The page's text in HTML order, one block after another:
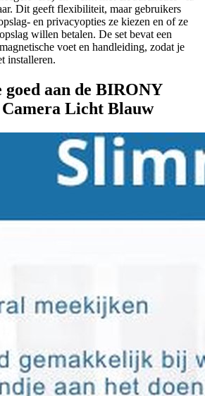
Dit geeft flexibiliteit, maar gebruikers
en privacyopties ze kiezen en of ze
willen betalen. De set bevat een
voet en handleiding, zodat je
installeren.
aan de BIRONY
Licht Blauw